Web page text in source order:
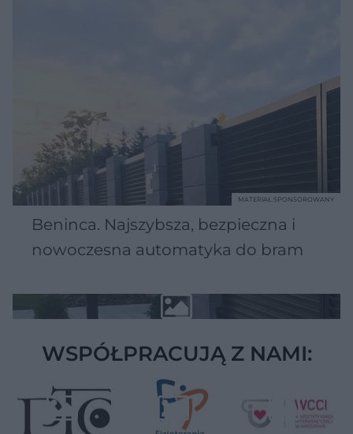
Beninca. Najszybsza, bezpieczna i
nowoczesna automatyka do bram
MATERIAŁ SPONSOROWANY
WSPÓŁPRACUJĄ Z NAMI: